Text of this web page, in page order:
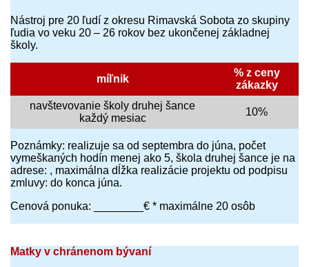
Nástroj pre 20 ľudí z okresu Rimavská Sobota zo skupiny
ľudia vo veku 20 – 26 rokov bez ukončenej základnej
školy.
míľnik
% z ceny
zákazky
navštevovanie školy druhej šance
každý mesiac
10%
Poznámky: realizuje sa od septembra do júna, počet
vymeškaných hodín menej ako 5, škola druhej šance je na
adrese: , maximálna dĺžka realizácie projektu od podpisu
zmluvy: do konca júna.
Cenová ponuka: ________€ * maximálne 20 osôb
Matky v chránenom bývaní